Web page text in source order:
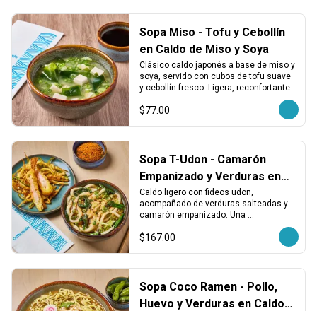
Sopa Miso - Tofu y Cebollín
en Caldo de Miso y Soya
Clásico caldo japonés a base de miso y
soya, servido con cubos de tofu suave
y cebollín fresco. Ligera, reconfortante y
$77.00
Sopa T-Udon - Camarón
Empanizado y Verduras en
Caldo Udon
Caldo ligero con fideos udon,
acompañado de verduras salteadas y
camarón empanizado. Una
suave y crujiente en cada bocado.
$167.00
Sopa Coco Ramen - Pollo,
Huevo y Verduras en Caldo